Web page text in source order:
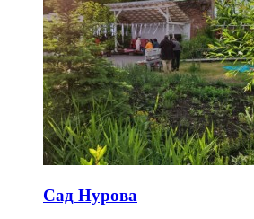
Сад Нурова